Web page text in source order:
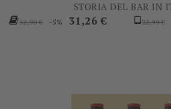
STORIA DEL BAR IN
Prezzo
32,90 € -5% Prezzo
31,26 € 22,99 €